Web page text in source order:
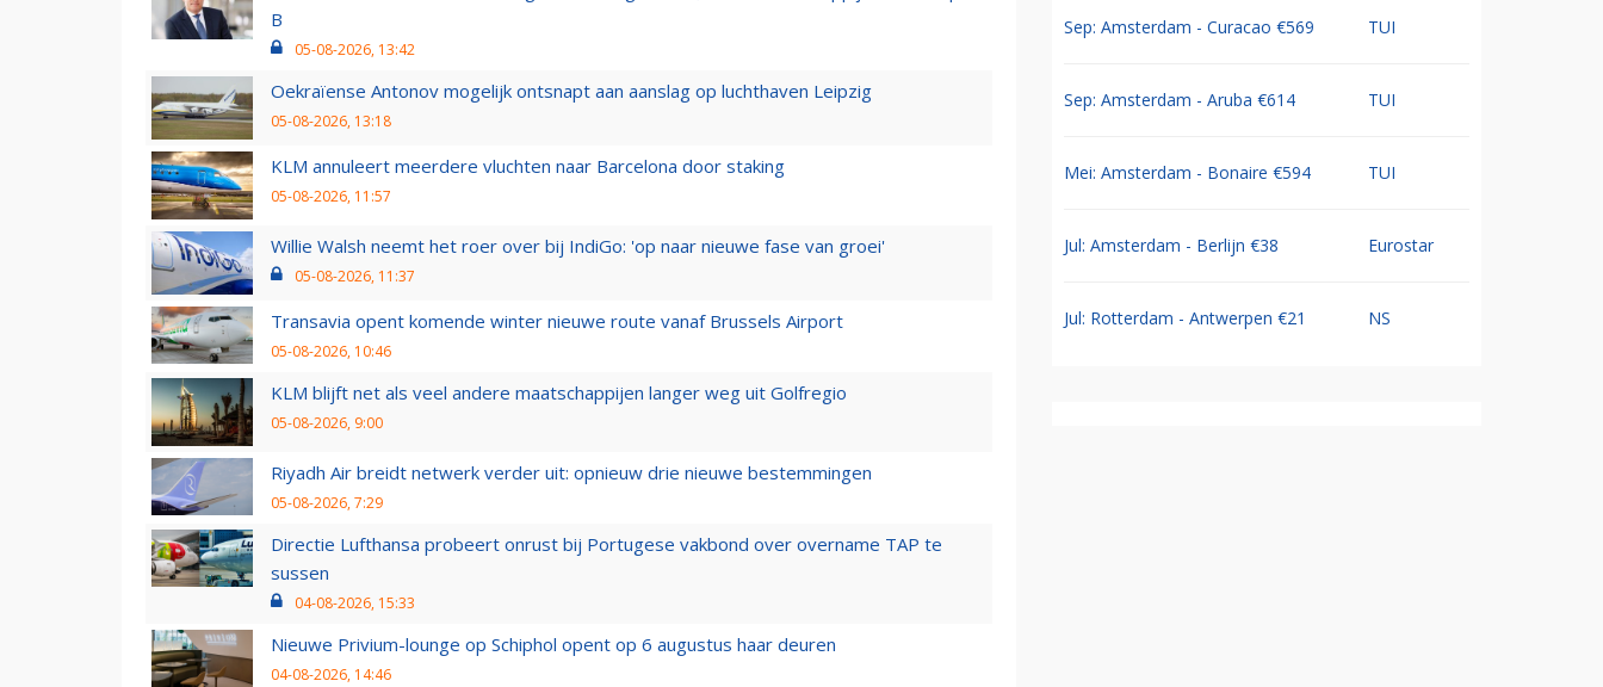
B
05-08-2026, 13:42
Oekraïense Antonov mogelijk ontsnapt aan aanslag op luchthaven Leipzig
05-08-2026, 13:18
KLM annuleert meerdere vluchten naar Barcelona door staking
05-08-2026, 11:57
Willie Walsh neemt het roer over bij IndiGo: 'op naar nieuwe fase van groei'
05-08-2026, 11:37
Transavia opent komende winter nieuwe route vanaf Brussels Airport
05-08-2026, 10:46
KLM blijft net als veel andere maatschappijen langer weg uit Golfregio
05-08-2026, 9:00
Riyadh Air breidt netwerk verder uit: opnieuw drie nieuwe bestemmingen
05-08-2026, 7:29
Directie Lufthansa probeert onrust bij Portugese vakbond over overname TAP te
sussen
04-08-2026, 15:33
Nieuwe Privium-lounge op Schiphol opent op 6 augustus haar deuren
04-08-2026, 14:46
Sep: Amsterdam - Curacao €569 TUI
Sep: Amsterdam - Aruba €614 TUI
Mei: Amsterdam - Bonaire €594 TUI
Jul: Amsterdam - Berlijn €38 Eurostar
Jul: Rotterdam - Antwerpen €21 NS